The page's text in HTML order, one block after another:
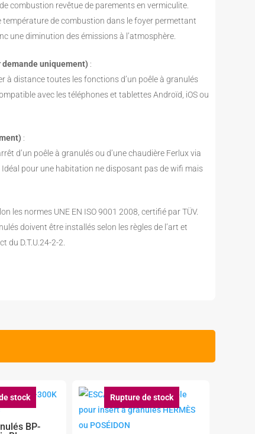
combustion revêtue de parements en vermiculite.
de combustion dans le foyer permettant
une diminution des émissions à l’atmosphère.
uniquement) :
à distance toutes les fonctions d’un poêle à granulés
avec les téléphones et tablettes Androïd, iOS ou
:
d’un poêle à granulés ou d’une chaudière Ferlux via
Idéal pour une habitation ne disposant pas de wifi mais
les normes UNE EN ISO 9001 2008, certifié par TÜV.
doivent être installés selon les règles de l’art et
du D.T.U.24-2-2.
stock
BP-
Rupture de stock